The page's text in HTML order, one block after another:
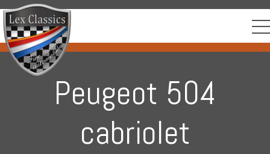
Peugeot 504
cabriolet